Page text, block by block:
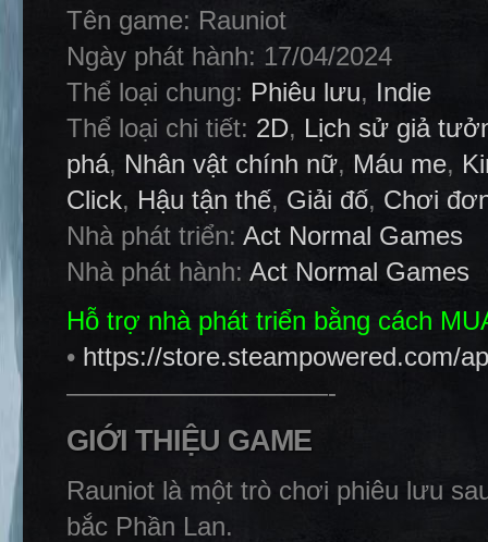
Tên game: Rauniot
Ngày phát hành: 17/04/2024
Thể loại chung: Phiêu lưu, Indie
Thể loại chi tiết: 2D, Lịch sử giả
phá, Nhân vật chính nữ, Máu me,
Click, Hậu tận thế, Giải đố, Chơi
Nhà phát triển: Act Normal Games
Nhà phát hành: Act Normal Games
Hỗ trợ nhà phát triển bằng cách
• https://store.steampowered.com/
——————————-
GIỚI THIỆU GAME
Rauniot là một trò chơi phiêu lưu
bắc Phần Lan.